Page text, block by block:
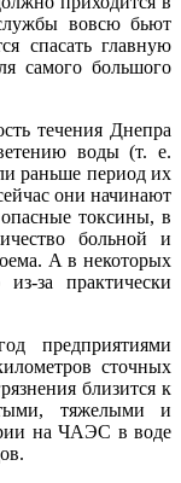
вовсю бьют
спасать главную
самого большого
течения Днепра
воды (т. е.
раньше период их
они начинают
токсины, в
больной и
А в некоторых
за практически
предприятиями
сточных
близится к
тяжелыми и
на ЧАЭС в воде